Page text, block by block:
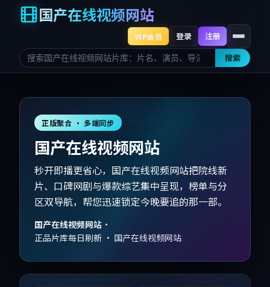
国产在线视频网站
搜索
VIP会员 登录 注册
正版聚合 · 多端同步
国产在线视频网站
秒开即播更省心，国产在线视频网站把院线新
片、口碑网剧与爆款综艺集中呈现，榜单与分
区双导航，帮您迅速锁定今晚要追的那一部。
国产在线视频网站 ·
正品片库每日刷新 · 国产在线视频网站